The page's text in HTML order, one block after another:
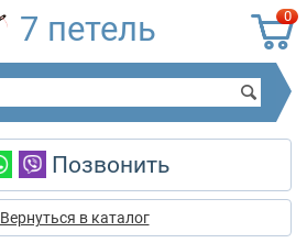
0
7 петель
Позвонить
Вернуться в каталог